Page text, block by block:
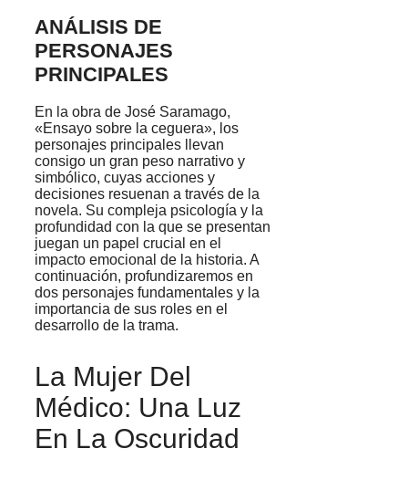
ANÁLISIS DE
PERSONAJES
PRINCIPALES
En la obra de José Saramago,
«Ensayo sobre la ceguera», los
personajes principales llevan
consigo un gran peso narrativo y
simbólico, cuyas acciones y
decisiones resuenan a través de la
novela. Su compleja psicología y la
profundidad con la que se presentan
juegan un papel crucial en el
impacto emocional de la historia. A
continuación, profundizaremos en
dos personajes fundamentales y la
importancia de sus roles en el
desarrollo de la trama.
La Mujer Del
Médico: Una Luz
En La Oscuridad